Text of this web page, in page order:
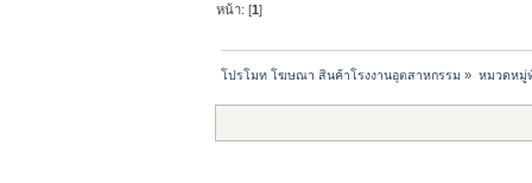
หน้า: [1]
โปรโมท โฆษณา สินค้าโรงงานอุตสาหกรรม » หมวดหมู่